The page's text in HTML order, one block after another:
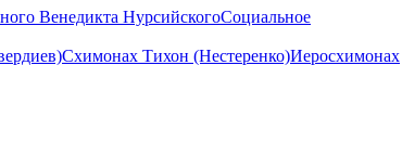
Венедикта НурсийскогоСоциальное
Схимонах Тихон (Нестеренко)Иеросхимонах